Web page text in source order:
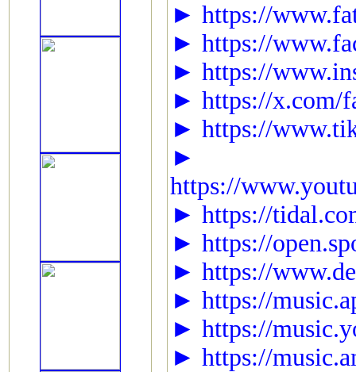
► https://
► https://
► https://
► https://x.com/
► https://
►
https://
► https://
► https://
► https://
► https://
► https://
► https://